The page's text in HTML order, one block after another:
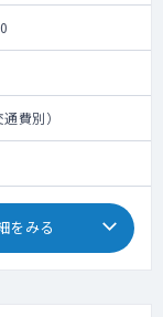
費別）
をみる